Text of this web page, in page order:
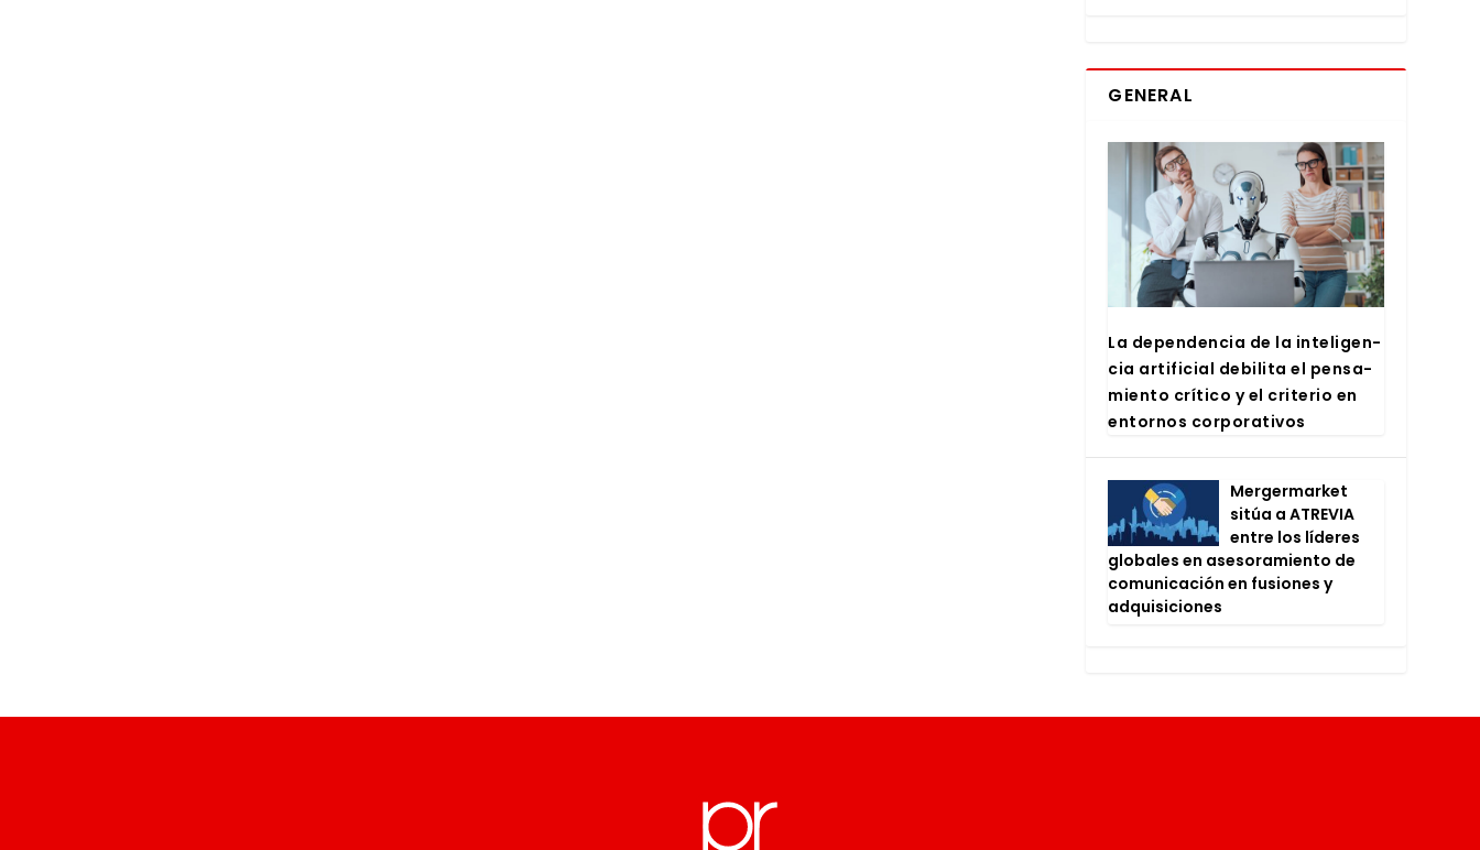
GENERAL
La depen­den­cia de la inte­li­gen­
cia arti­fi­cial debi­li­ta el pen­sa­
mien­to crí­ti­co y el cri­te­rio en
entor­nos cor­po­ra­ti­vos
Mer­ger­mar­ket
sitúa a ATRE­VIA
entre los líde­res
glo­ba­les en ase­so­ra­mien­to de
comu­ni­ca­ción en fusio­nes y
adqui­si­cio­nes